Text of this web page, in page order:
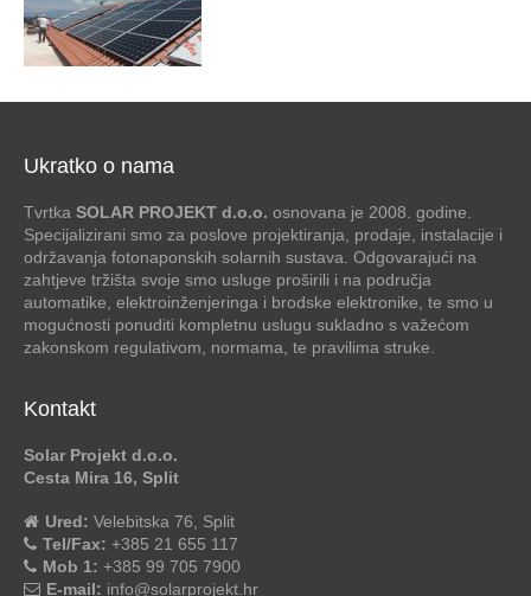
Ukratko o nama
Tvrtka SOLAR PROJEKT d.o.o. osnovana je 2008. godine.
Specijalizirani smo za poslove projektiranja, prodaje, instalacije i
održavanja fotonaponskih solarnih sustava. Odgovarajući na
zahtjeve tržišta svoje smo usluge proširili i na područja
automatike, elektroinženjeringa i brodske elektronike, te smo u
mogućnosti ponuditi kompletnu uslugu sukladno s važećom
zakonskom regulativom, normama, te pravilima struke.
Kontakt
Solar Projekt d.o.o.
Cesta Mira 16, Split
Ured: Velebitska 76, Split
Tel/Fax: +385 21 655 117
Mob 1: +385 99 705 7900
E-mail: info@solarprojekt.hr